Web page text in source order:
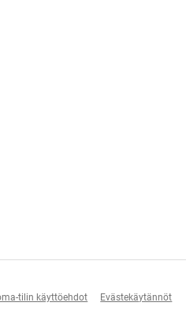
tilin käyttöehdot Evästekäytännöt